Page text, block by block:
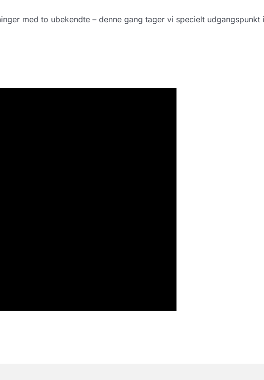
med to ubekendte – denne gang tager vi specielt udgangspunkt